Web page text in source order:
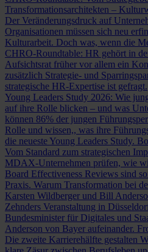
Transformationsarchitekten –
Der Veränderungsdruck auf
Organisationen müssen sich neu
Kulturarbeit. Doch was, wenn die
CHRO-Roundtable: HR gehört in
Aufsichtsrat früher vor allem ein
zusätzlich Strategie- und
strategische HR-Expertise ist gefragt.
Young Leaders Study 2026: Wie
auf ihre Rolle blicken – und was
können 86% der jungen
Rolle und wissen,, was ihre
die neueste Young Leaders Study.
Vom Standard zum strategischen
MDAX-Unternehmen prüfen, wie
Board Effectiveness Reviews sind
Praxis. Warum Transformation bei
Karsten Wildberger und Bill
Zehnders Veranstaltung in
Bundesminister für Digitales und
Anderson von Bayer aufeinander.
Die zweite Karrierehälfte gestalten